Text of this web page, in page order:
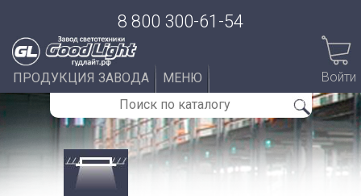
8 800 300-61-54
ПРОДУКЦИЯ ЗАВОДА МЕНЮ Войти